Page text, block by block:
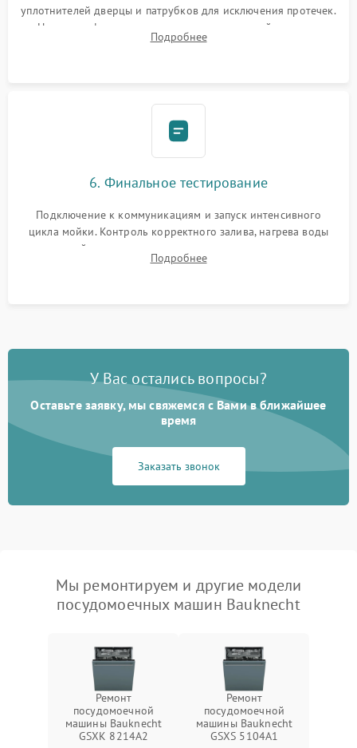
уплотнителей дверцы и патрубков для исключения протечек.
Надежная фиксация хомутов гидравлической системы,
сборка корпуса и установка датчика поплавка.
Подробнее
6. Финальное тестирование
Подключение к коммуникациям и запуск интенсивного
цикла мойки. Контроль корректного залива, нагрева воды
до нужной температуры, отсутствия посторонних шумов,
штатного слива и абсолютной сухости в поддоне.
Подробнее
У Вас остались вопросы?
Оставьте заявку, мы свяжемся с Вами в ближайшее
время
Заказать звонок
Мы ремонтируем и другие модели
посудомоечных машин Bauknecht
Ремонт
посудомоечной
машины Bauknecht
GSXK 8214A2
Ремонт
посудомоечной
машины Bauknecht
GSXS 5104A1